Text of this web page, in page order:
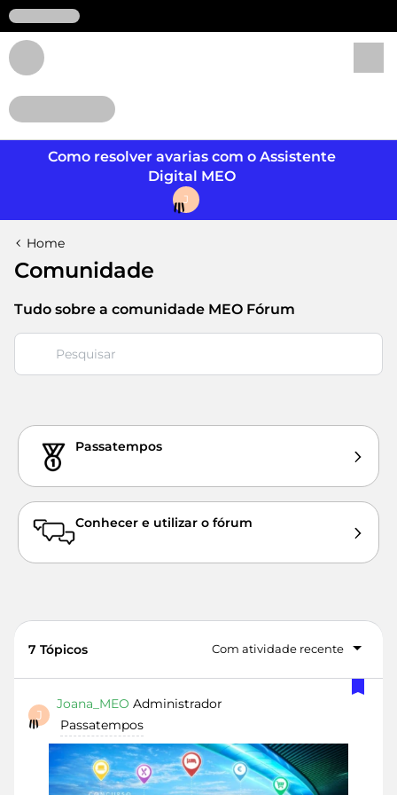
Como resolver avarias com o Assistente
Digital MEO
J
Home
Comunidade
Tudo sobre a comunidade MEO Fórum
Passatempos
Conhecer e utilizar o fórum
7 Tópicos Com atividade recente
J
Joana_MEO Administrador
Passatempos